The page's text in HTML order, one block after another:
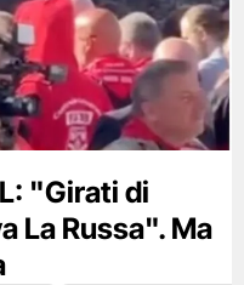
"Girati di
La Russa". Ma